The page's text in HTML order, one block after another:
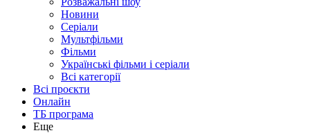
Новини
Серіали
Мультфільми
Фільми
Українські фільми і серіали
Всі категорії
Всі проєкти
Онлайн
ТБ програма
Еще